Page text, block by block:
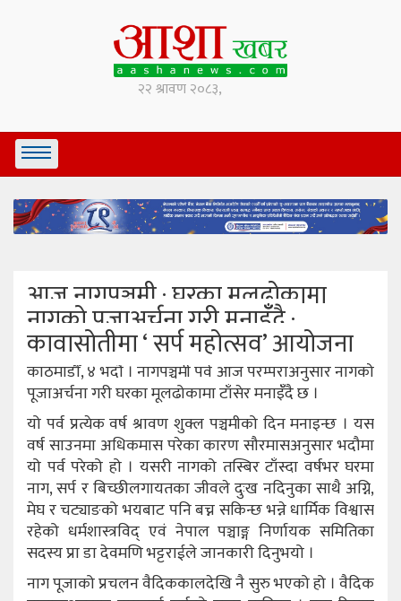
आज नागपञ्चमी : घरका मूलढोकामा
नागको पूजाअर्चना गरी मनाइँँदै ;
कावासोतीमा ‘ सर्प महोत्सव’ आयोजना
काठमाडौँ, ४ भदौ । नागपञ्चमी पर्व आज परम्पराअनुसार नागको
पूजाअर्चना गरी घरका मूलढोकामा टाँसेर मनाइँँदै छ ।
यो पर्व प्रत्येक वर्ष श्रावण शुक्ल पञ्चमीको दिन मनाइन्छ । यस
वर्ष साउनमा अधिकमास परेका कारण सौरमासअनुसार भदौमा
यो पर्व परेको हो । यसरी नागको तस्बिर टाँस्दा वर्षभर घरमा
नाग, सर्प र बिच्छीलगायतका जीवले दुःख नदिनुका साथै अग्नि,
मेघ र चट्याङको भयबाट पनि बच्न सकिन्छ भन्ने धार्मिक विश्वास
रहेको धर्मशास्त्रविद् एवं नेपाल पञ्चाङ्ग निर्णायक समितिका
सदस्य प्रा डा देवमणि भट्टराईले जानकारी दिनुभयो ।
नाग पूजाको प्रचलन वैदिककालदेखि नै सुरु भएको हो । वैदिक